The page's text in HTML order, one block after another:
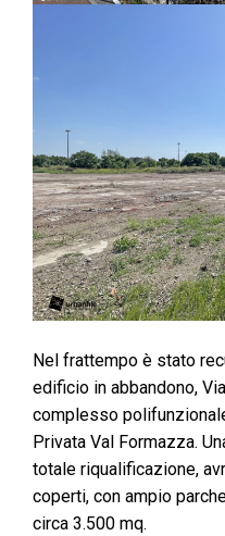
Nel frattempo è stato
edificio in abbandono,
complesso
Privata Val Formazza.
totale riqualificazione,
coperti, con ampio
circa 3.500 mq.